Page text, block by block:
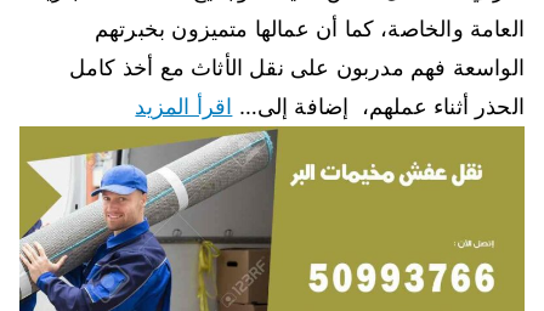
العامة والخاصة، كما أن عمالها متميزون بخبرتهم
الواسعة فهم مدربون على نقل الأثاث مع أخذ كامل
الحذر أثناء عملهم، إضافة إلى… اقرأ المزيد